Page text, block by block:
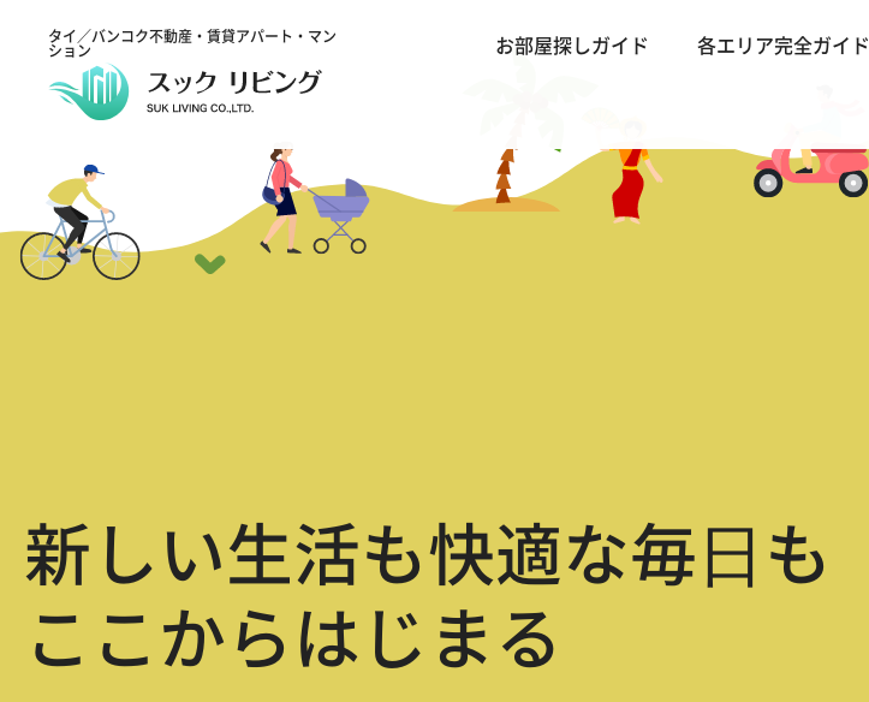
タイ／バンコク不動産・賃貸アパート・マン
ション
お部屋探しガイド 各エリア完全ガイド
新しい生活も快適な毎⽇も
ここからはじまる